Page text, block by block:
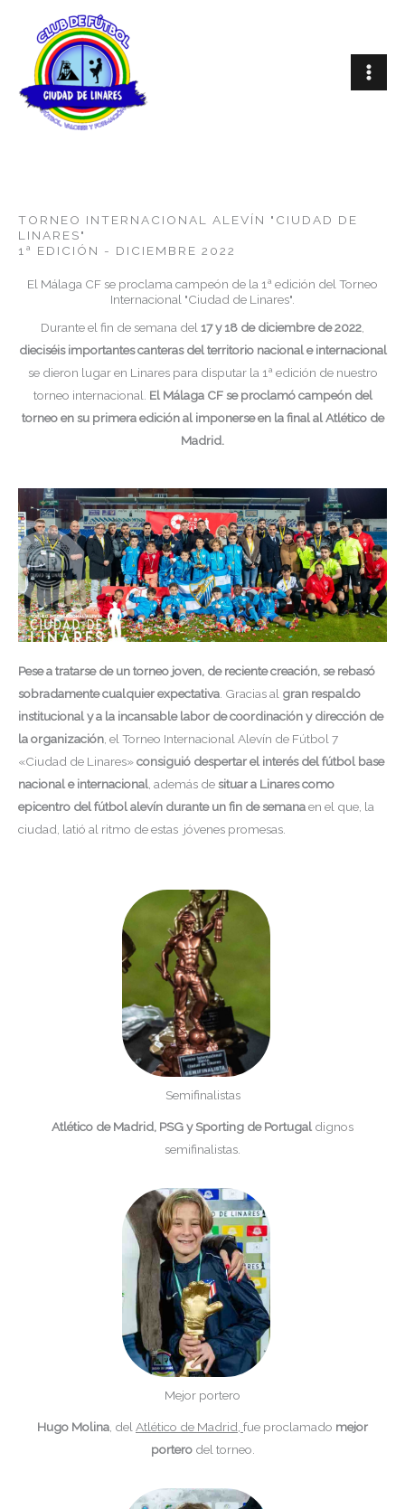
contenido
TORNEO INTERNACIONAL ALEVÍN "CIUDAD DE
LINARES"
1ª EDICIÓN - DICIEMBRE 2022
El Málaga CF se proclama campeón de la 1ª edición del Torneo
Internacional "Ciudad de Linares".
Durante el fin de semana del 17 y 18 de diciembre de 2022,
dieciséis importantes canteras del territorio nacional e internacional
se dieron lugar en Linares para disputar la 1ª edición de nuestro
torneo internacional. El Málaga CF se proclamó campeón del
torneo en su primera edición al imponerse en la final al Atlético de
Madrid.
Pese a tratarse de un torneo joven, de reciente creación, se rebasó
sobradamente cualquier expectativa. Gracias al gran respaldo
institucional y a la incansable labor de coordinación y dirección de
la organización, el Torneo Internacional Alevín de Fútbol 7
«Ciudad de Linares»consiguió despertar el interés del fútbol base
nacional e internacional, además desituar a Linares como
epicentro del fútbol alevín durante un fin de semanaen el que, la
ciudad, latió al ritmo de estas jóvenes promesas.
Semifinalistas
Atlético de Madrid, PSG y Sporting de Portugal dignos
semifinalistas.
Mejor portero
Hugo Molina , del Atlético de Madrid, fue proclamado mejor
porterodel torneo.